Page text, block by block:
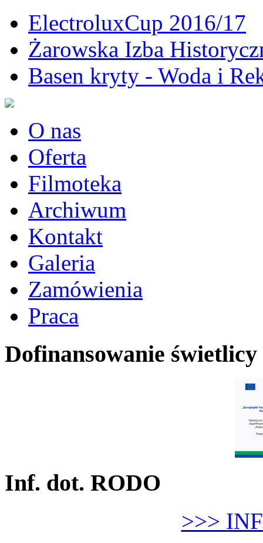
ElectroluxCup 2016/17
Żarowska Izba
Basen kryty - Woda i
O nas
Oferta
Filmoteka
Archiwum
Kontakt
Galeria
Zamówienia
Praca
Dofinansowanie świetlicy
Inf. dot. RODO
>>>